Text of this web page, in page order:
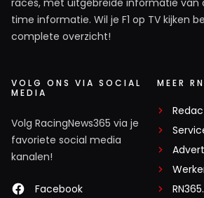
races, met uitgebreide informatie van
time informatie. Wil je F1 op TV kijken
complete overzicht!
VOLG ONS VIA SOCIAL
MEDIA
Volg RacingNews365 via je
favoriete social media
kanalen!
Facebook
MEER